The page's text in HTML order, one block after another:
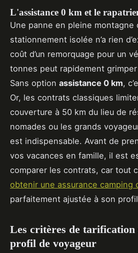
L'assistance 0 km et le
Une panne en pleine montagne
stationnement isolée n’a rien
coût d’un remorquage pour un
tonnes peut rapidement grimper
Sans option assistance 0 km,
Or, les contrats classiques
couverture à 50 km du lieu de
nomades ou les grands
est indispensable. Avant de
vos vacances en famille, il est
comparer les contrats, car tout
obtenir une assurance camping
parfaitement ajustée à son
Les critères de tarification
profil de voyageur